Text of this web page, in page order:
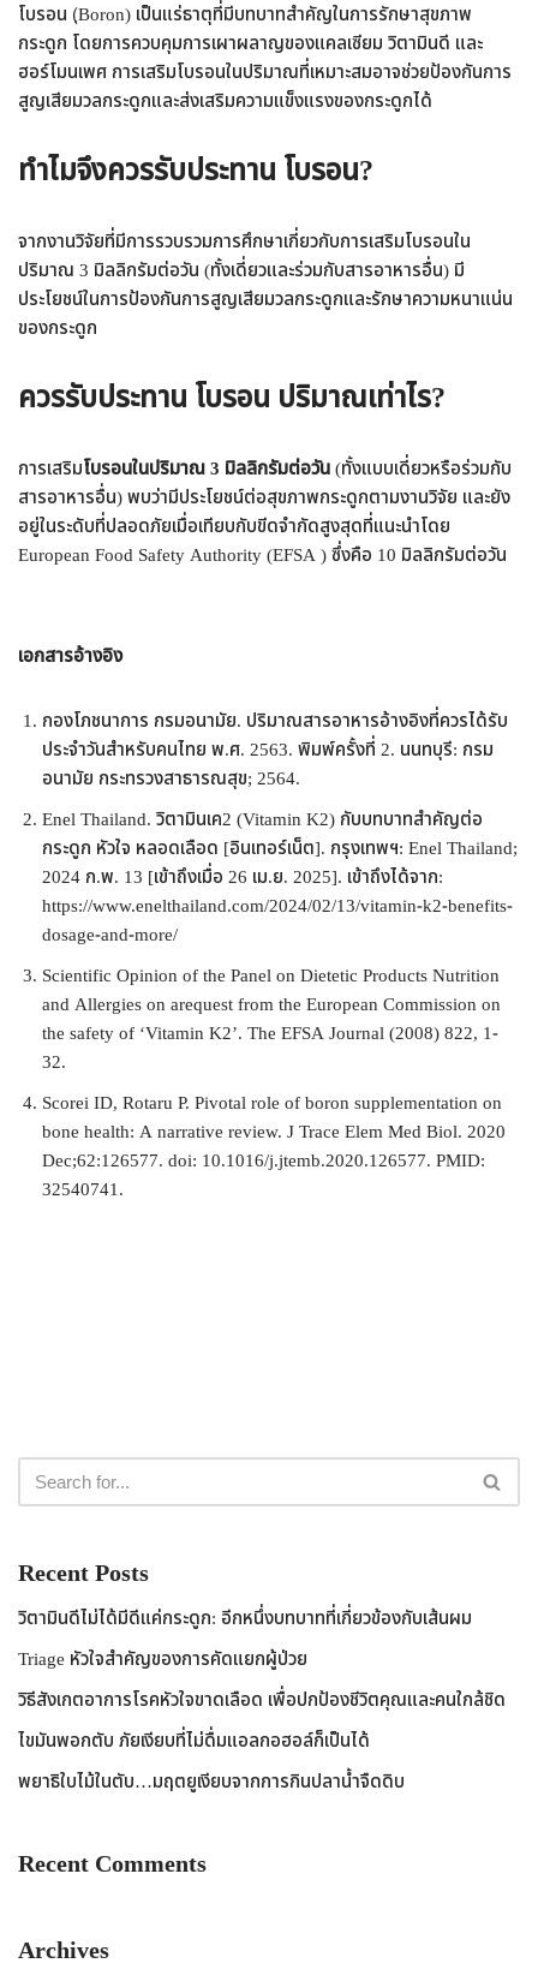
โบรอน (ฺBoron) เป็นแร่ธาตุที่มีบทบาทสำคัญในการรักษาสุขภาพ
กระดูก โดยการควบคุมการเผาผลาญของแคลเซียม วิตามินดี และ
ฮอร์โมนเพศ การเสริมโบรอนในปริมาณที่เหมาะสมอาจช่วยป้องกันการ
สูญเสียมวลกระดูกและส่งเสริมความแข็งแรงของกระดูกได้
ทำไมจึงควรรับประทาน โบรอน?
จากงานวิจัยที่มีการรวบรวมการศึกษาเกี่ยวกับการเสริมโบรอนใน
ปริมาณ 3 มิลลิกรัมต่อวัน (ทั้งเดี่ยวและร่วมกับสารอาหารอื่น) มี
ประโยชน์ในการป้องกันการสูญเสียมวลกระดูกและรักษาความหนาแน่น
ของกระดูก
ควรรับประทาน โบรอน ปริมาณเท่าไร?
การเสริมโบรอนในปริมาณ 3 มิลลิกรัมต่อวัน(ทั้งแบบเดี่ยวหรือร่วมกับ
สารอาหารอื่น) พบว่ามีประโยชน์ต่อสุขภาพกระดูกตามงานวิจัย และยัง
อยู่ในระดับที่ปลอดภัยเมื่อเทียบกับขีดจำกัดสูงสุดที่แนะนำโดย
European Food Safety Authority (EFSA ) ซึ่งคือ 10 มิลลิกรัมต่อวัน
เอกสารอ้างอิง
กองโภชนาการ กรมอนามัย. ปริมาณสารอาหารอ้างอิงที่ควรได้รับ
ประจำวันสำหรับคนไทย พ.ศ. 2563. พิมพ์ครั้งที่ 2. นนทบุรี: กรม
อนามัย กระทรวงสาธารณสุข; 2564.
Enel Thailand. วิตามินเค2 (Vitamin K2) กับบทบาทสำคัญต่อ
กระดูก หัวใจ หลอดเลือด [อินเทอร์เน็ต]. กรุงเทพฯ: Enel Thailand;
2024 ก.พ. 13 [เข้าถึงเมื่อ 26 เม.ย. 2025]. เข้าถึงได้จาก:
https://www.enelthailand.com/2024/02/13/vitamin-k2-benefits-
dosage-and-more/
Scientific Opinion of the Panel on Dietetic Products Nutrition
and Allergies on arequest from the European Commission on
the safety of ‘Vitamin K2’. The EFSA Journal (2008) 822, 1-
32.
Scorei ID, Rotaru P. Pivotal role of boron supplementation on
bone health: A narrative review. J Trace Elem Med Biol. 2020
Dec;62:126577. doi: 10.1016/j.jtemb.2020.126577. PMID:
32540741.
Recent Posts
วิตามินดีไม่ได้มีดีแค่กระดูก: อีกหนึ่งบทบาทที่เกี่ยวข้องกับเส้นผม
Triage หัวใจสำคัญของการคัดแยกผู้ป่วย
วิธีสังเกตอาการโรคหัวใจขาดเลือด เพื่อปกป้องชีวิตคุณและคนใกล้ชิด
ไขมันพอกตับ ภัยเงียบที่ไม่ดื่มแอลกอฮอล์ก็เป็นได้
พยาธิใบไม้ในตับ…มฤตยูเงียบจากการกินปลาน้ำจืดดิบ
Recent Comments
Archives